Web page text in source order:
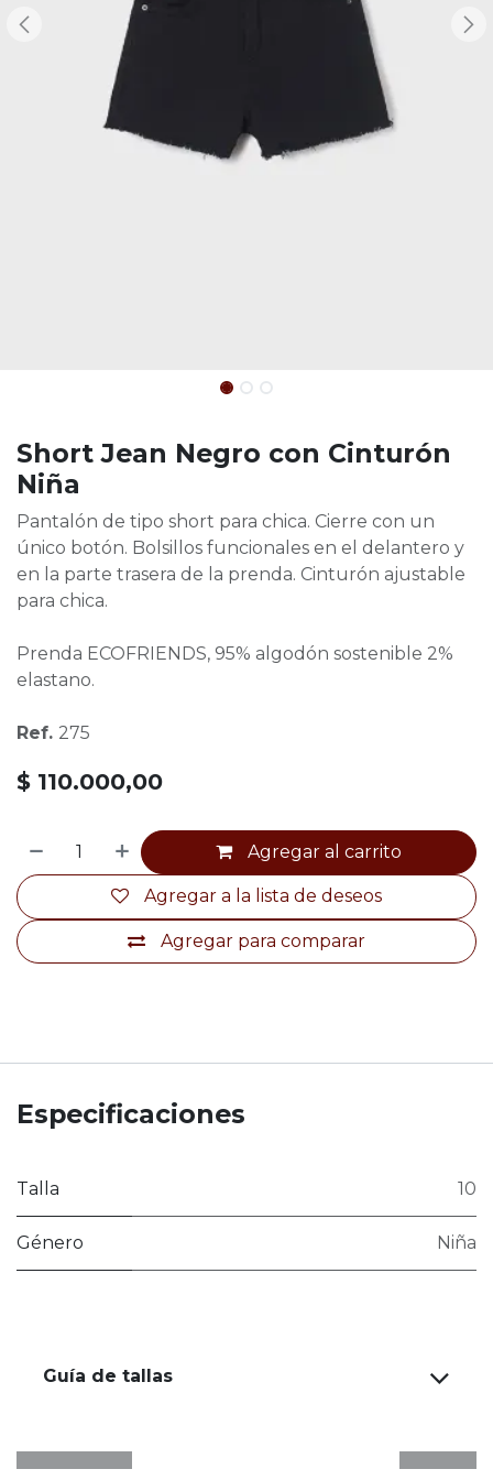
Short Jean Negro con Cinturón
Niña
Pantalón de tipo short para chica. Cierre con un
único botón. Bolsillos funcionales en el delantero y
en la parte trasera de la prenda. Cinturón ajustable
para chica.
Prenda ECOFRIENDS, 95% algodón sostenible 2%
elastano.
Ref. 275
$ 110.000,00
Agregar al carrito
Agregar para comparar
Agregar a la lista de deseos
Especificaciones
Talla 10
Género Niña
Guía de tallas